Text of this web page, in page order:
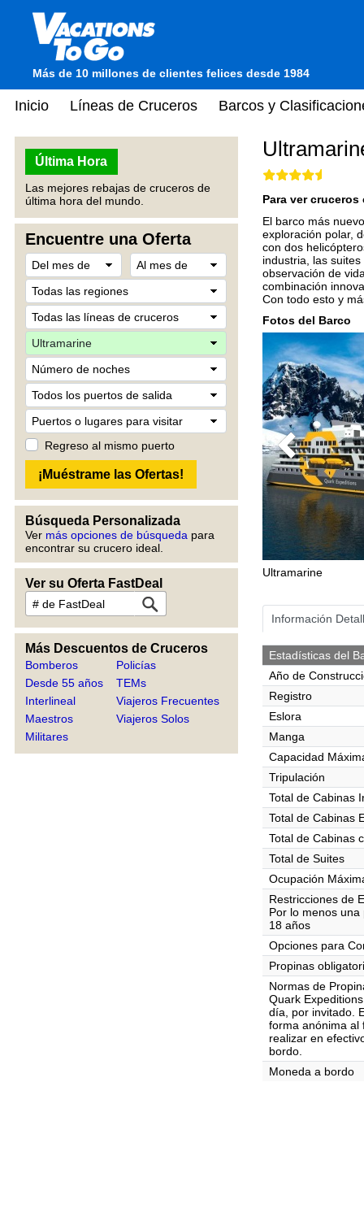
Más de 10 millones de clientes felices desde 1984
Inicio Líneas de Cruceros Barcos y
Última Hora
Las mejores rebajas de cruceros de
última hora del mundo.
Encuentre una Oferta
Regreso al mismo puerto
Búsqueda Personalizada
Ver más opciones de búsqueda para
encontrar su crucero ideal.
Ver su Oferta FastDeal
Más Descuentos de Cruceros
Bomberos
Desde 55 años
Interlineal
Maestros
Militares
Policías
TEMs
Viajeros Frecuentes
Viajeros Solos
Para ver
El barco más
exploración polar,
con dos
industria, las
observación de
combinación
Con todo esto y
Fotos del Barco
Previous
Ultramarine
Información
Estadísticas del
Año de
Registro
Eslora
Manga
Capacidad
Tripulación
Total de Cabinas
Total de Cabinas
Total de Cabinas
Total de Suites
Ocupación
Restricciones de
Por lo menos
18 años
Opciones para
Propinas
Normas de
Quark
día, por invitado.
forma anónima al
realizar en
bordo.
Moneda a bordo